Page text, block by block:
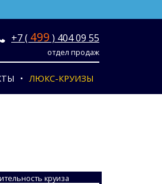
+7 ( 499 ) 404 09 55
отдел продаж
ЛЮКС-КРУИЗЫ
круиза